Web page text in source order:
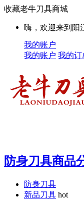
收藏老牛刀具商城
嗨，欢迎来到阳
我的账户
我的账户 我的订
防身刀具商品
防身刀具
新品刀具 hot